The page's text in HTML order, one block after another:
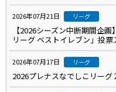
2026年07月21日 リーグ
【2026シーズン中断期間企
リーグ ベストイレブン」投票
2026年07月17日 リーグ
2026プレナスなでしこリー